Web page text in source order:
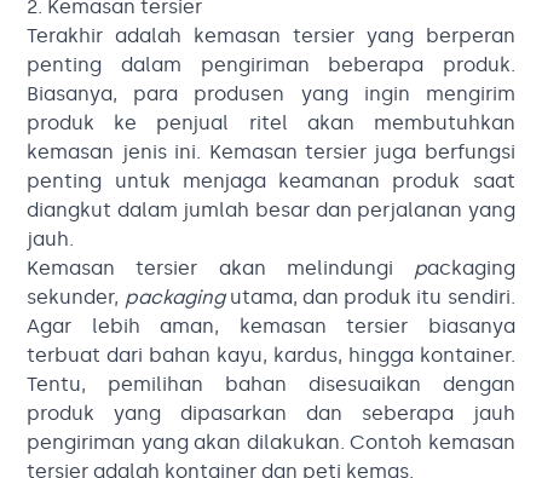
2. Kemasan tersier
Terakhir adalah kemasan tersier yang berperan
penting dalam pengiriman beberapa produk.
Biasanya, para produsen yang ingin mengirim
produk ke penjual ritel akan membutuhkan
kemasan jenis ini. Kemasan tersier juga berfungsi
penting untuk menjaga keamanan produk saat
diangkut dalam jumlah besar dan perjalanan yang
jauh.
Kemasan tersier akan melindungi packaging
sekunder, packagingutama, dan produk itu sendiri.
Agar lebih aman, kemasan tersier biasanya
terbuat dari bahan kayu, kardus, hingga kontainer.
Tentu, pemilihan bahan disesuaikan dengan
produk yang dipasarkan dan seberapa jauh
pengiriman yang akan dilakukan. Contoh kemasan
tersier adalah kontainer dan peti kemas.